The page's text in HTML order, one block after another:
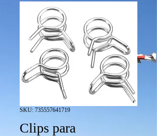
SKU: 735557641719
Clips para